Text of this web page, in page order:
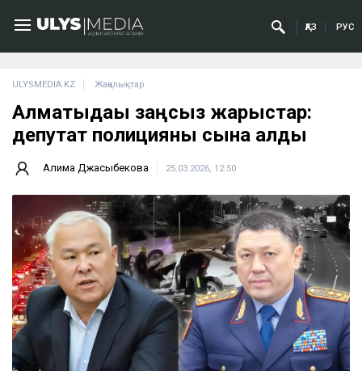
ҚАЗ РУС
ULYSMEDIA.KZ Жаңалықтар
Алматыдағы заңсыз жарыстар:
депутат полицияны сынға алды
Ақлима Джақсыбекова 25.03.2026, 12:50